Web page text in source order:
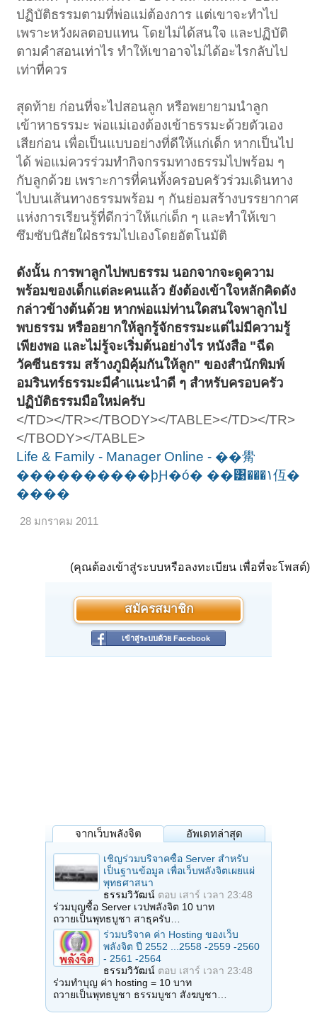
ปฏิบัติธรรมตามที่พ่อแม่ต้องการ แต่เขาจะทำไป
เพราะหวังผลตอบแทน โดยไม่ได้สนใจ และปฏิบัติ
ตามคำสอนเท่าไร ทำให้เขาอาจไม่ได้อะไรกลับไป
เท่าที่ควร
สุดท้าย ก่อนที่จะไปสอนลูก หรือพยายามนำลูก
เข้าหาธรรมะ พ่อแม่เองต้องเข้าธรรมะด้วยตัวเอง
เสียก่อน เพื่อเป็นแบบอย่างที่ดีให้แก่เด็ก หากเป็นไป
ได้ พ่อแม่ควรร่วมทำกิจกรรมทางธรรมไปพร้อม ๆ
กับลูกด้วย เพราะการที่คนทั้งครอบครัวร่วมเดินทาง
ไปบนเส้นทางธรรมพร้อม ๆ กันย่อมสร้างบรรยากาศ
แห่งการเรียนรู้ที่ดีกว่าให้แก่เด็ก ๆ และทำให้เขา
ซึมซับนิสัยใฝ่ธรรมไปเองโดยอัตโนมัติ
ดังนั้น การพาลูกไปพบธรรม นอกจากจะดูความ
พร้อมของเด็กแต่ละคนแล้ว ยังต้องเข้าใจหลักคิดดัง
กล่าวข้างต้นด้วย หากพ่อแม่ท่านใดสนใจพาลูกไป
พบธรรม หรืออยากให้ลูกรู้จักธรรมะแต่ไม่มีความรู้
เพียงพอ และไม่รู้จะเริ่มต้นอย่างไร หนังสือ "ฉีด
วัคซีนธรรม สร้างภูมิคุ้มกันให้ลูก" ของสำนักพิมพ์
อมรินทร์ธรรมะมีคำแนะนำดี ๆ สำหรับครอบครัว
ปฏิบัติธรรมมือใหม่ครับ
</TD></TR></TBODY></TABLE></TD></TR>
</TBODY></TABLE>
Life & Family - Manager Online - ��觷
����������þԨ�ó� ��͹���١仾�
����
28 มกราคม 2011
(คุณต้องเข้าสู่ระบบหรือลงทะเบียน เพื่อที่จะโพสต์)
สมัครสมาชิก
เข้าสู่ระบบด้วย Facebook
จากเว็บพลังจิต อัพเดทล่าสุด
เชิญร่วมบริจาคซื้อ Server สำหรับ
เป็นฐานข้อมูล เพื่อเว็บพลังจิตเผยแผ่
พุทธศาสนา
ธรรมวิวัฒน์ ตอบ เสาร์ เวลา 23:48
ร่วมบุญซื้อ Server เวปพลังจิต 10 บาท
ถวายเป็นพุทธบูชา สาธุครับ…
ร่วมบริจาค ค่า Hosting ของเว็บ
พลังจิต ปี 2552 ...2558 -2559 -2560
- 2561 -2564
ธรรมวิวัฒน์ ตอบ เสาร์ เวลา 23:48
ร่วมทำบุญ ค่า hosting = 10 บาท
ถวายเป็นพุทธบูชา ธรรมบูชา สังฆบูชา…